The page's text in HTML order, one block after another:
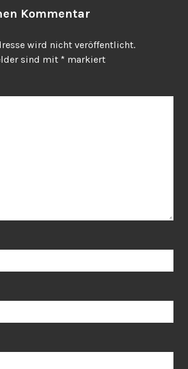
Kommentar
wird nicht veröffentlicht.
sind mit * markiert